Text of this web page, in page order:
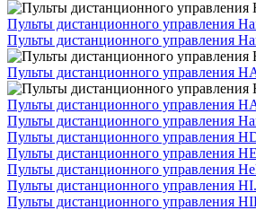
Пульты дистанционного управления
Пульты дистанционного управления
Пульты дистанционного управления
Пульты дистанционного управления
Пульты дистанционного управления
Пульты дистанционного управления
Пульты дистанционного управления
Пульты дистанционного управления
Пульты дистанционного управления HI.
Пульты дистанционного управления